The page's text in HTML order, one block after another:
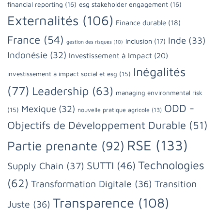
financial reporting (16) esg stakeholder engagement (16)
Externalités (106) Finance durable (18)
France (54) gestion des risques (10) Inclusion (17) Inde (33)
Indonésie (32) Investissement à Impact (20)
investissement à impact social et esg (15) Inégalités
(77) Leadership (63) managing environmental risk
(15) Mexique (32) nouvelle pratique agricole (13) ODD -
Objectifs de Développement Durable (51)
Partie prenante (92) RSE (133)
Supply Chain (37) SUTTI (46) Technologies
(62) Transformation Digitale (36) Transition
Juste (36) Transparence (108)